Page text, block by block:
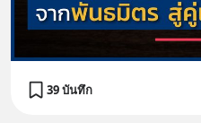
39 บันทึก